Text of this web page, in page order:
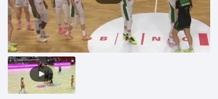
Lezení
Lyže a snowboard
Moderní pětiboj
Motorsport